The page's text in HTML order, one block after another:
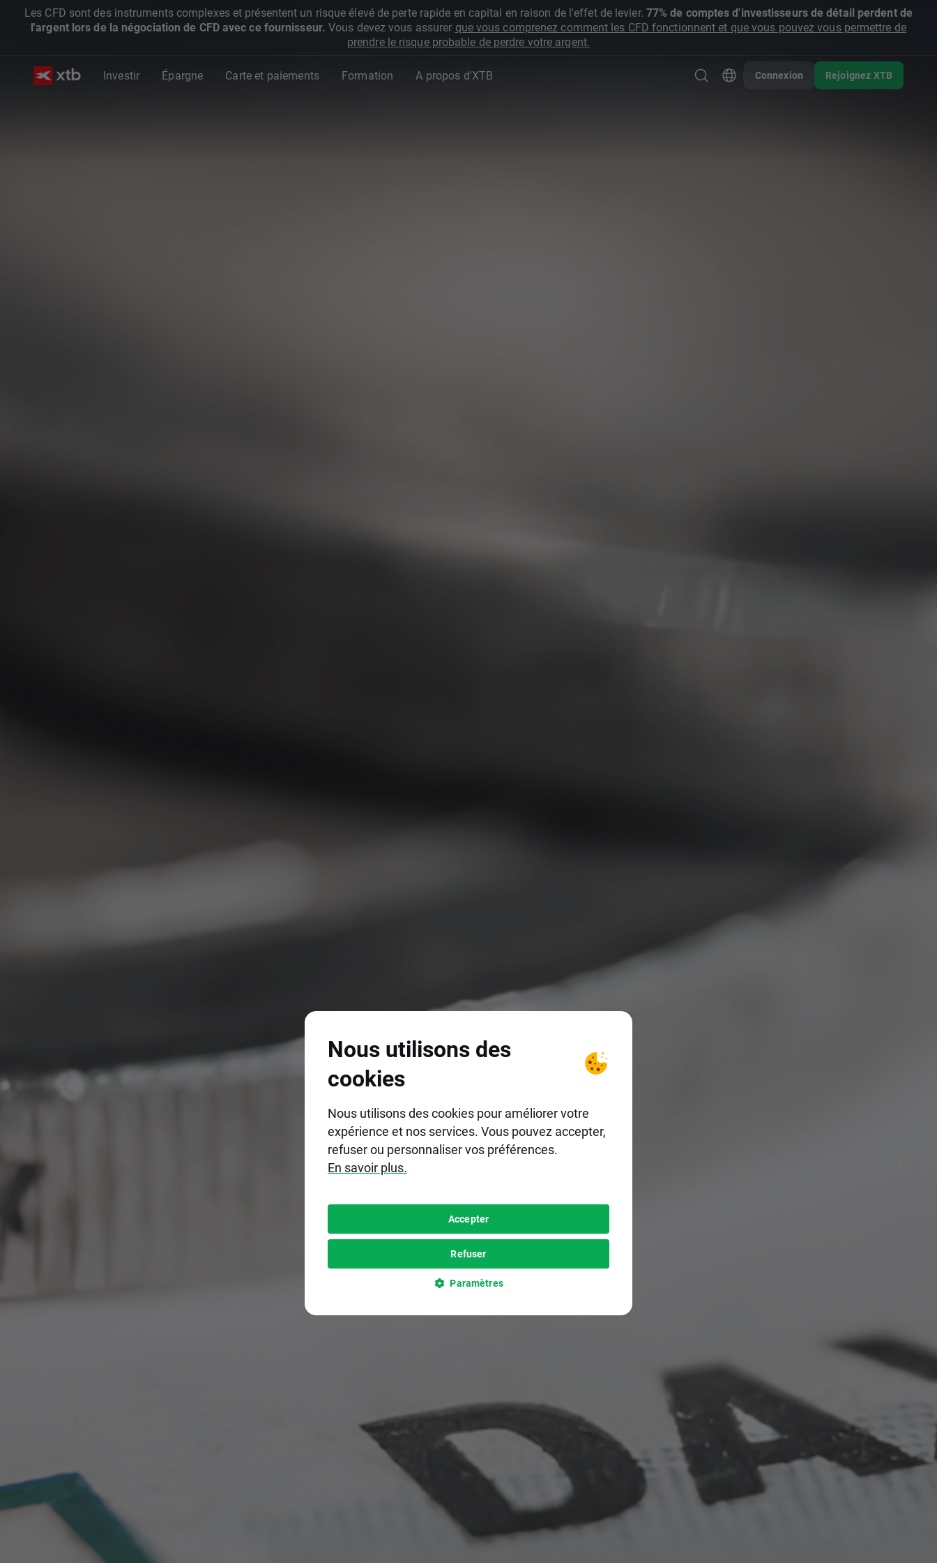
Les CFD sont des instruments complexes et présentent un risque élevé de perte rapide en capital en raison de l'effet de levier. 77% de comptes d'investisseurs de détail perdent de
l'argent lors de la négociation de CFD avec ce fournisseur. Vous devez vous assurer que vous comprenez comment les CFD fonctionnent et que vous pouvez vous permettre de
prendre le risque probable de perdre votre argent.
Investir Épargne Carte et paiements Formation A propos d'XTB Connexion Rejoignez XTB
Nous utilisons des
cookies
Nous utilisons des cookies pour améliorer votre
expérience et nos services. Vous pouvez accepter,
refuser ou personnaliser vos préférences.
En savoir plus.
Accepter
Refuser
Paramètres